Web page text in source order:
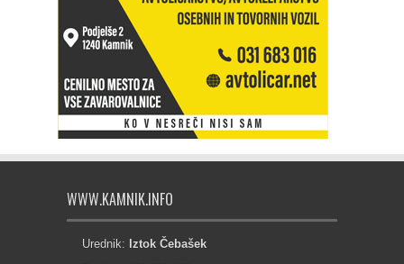
WWW.KAMNIK.INFO
Urednik: Iztok Čebašek